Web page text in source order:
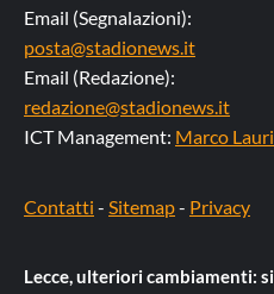
Email (Segnalazioni):
posta@stadionews.it
Email (Redazione):
redazione@stadionews.it
ICT Management: Marco
Contatti - Sitemap- Privacy
Lecce, ulteriori cambiamenti: